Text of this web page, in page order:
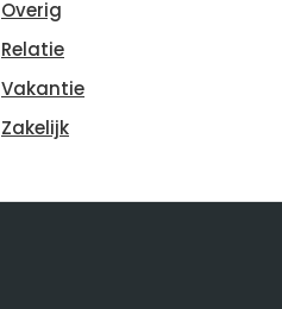
Overig
Relatie
Vakantie
Zakelijk